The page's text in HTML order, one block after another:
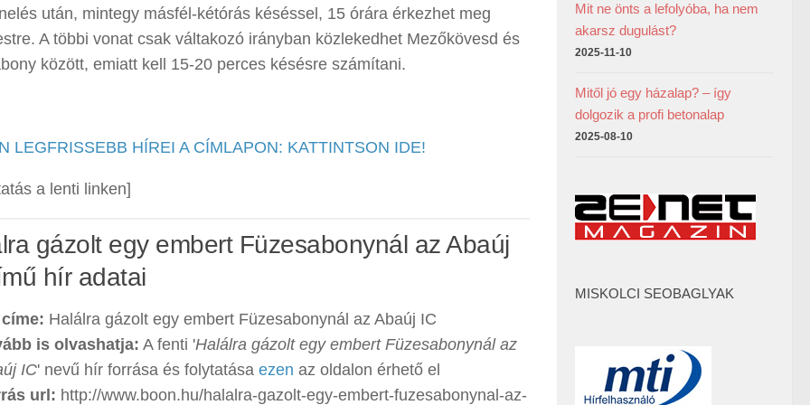
után, mintegy másfél-kétórás késéssel, 15 órára érkezhet meg
A többi vonat csak váltakozó irányban közlekedhet Mezőkövesd és
között, emiatt kell 15-20 perces késésre számítani.
LEGFRISSEBB HÍREI A CÍMLAPON: KATTINTSON IDE!
a lenti linken]
gázolt egy embert Füzesabonynál az Abaúj
hír adatai
Halálra gázolt egy embert Füzesabonynál az Abaúj IC
is olvashatja: A fenti 'Halálra gázolt egy embert Füzesabonynál az
IC' nevű hír forrása és folytatása ezen az oldalon érhető el
url: http://www.boon.hu/halalra-gazolt-egy-embert-fuzesabonynal-az-
Mit ne önts a lefolyóba, ha nem
akarsz dugulást?
2025-11-10
Mitől jó egy házalap? – így
dolgozik a profi betonalap
2025-08-10
MISKOLCI SEOBAGLYAK